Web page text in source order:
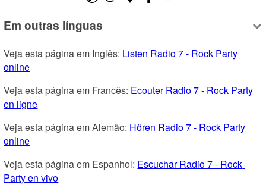
Em outras línguas
Veja esta página em Inglês: Listen Radio 7 - Rock Party
online
Veja esta página em Francês: Ecouter Radio 7 - Rock Party
en ligne
Veja esta página em Alemão: Hören Radio 7 - Rock Party
online
Veja esta página em Espanhol: Escuchar Radio 7 - Rock
Party en vivo